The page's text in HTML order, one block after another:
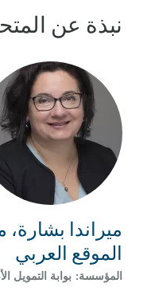
نبذة عن
ميراندا بشارة،
الموقع العربي
المؤسسة: بوابة التمويل